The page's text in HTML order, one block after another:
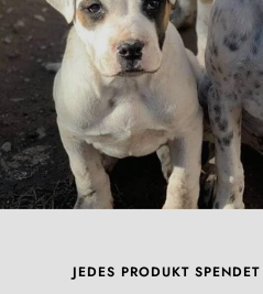
JEDES PRODUKT